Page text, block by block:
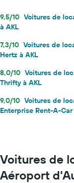
9,5/10 Voitures de
à AKL
7,3/10 Voitures de
Hertz à AKL
8,0/10 Voitures de
Thrifty à AKL
9,0/10 Voitures de
Enterprise Rent-A-Car
Voitures de
Aéroport